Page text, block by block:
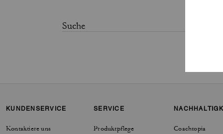
KUNDENSERVICE
Kontaktiere uns
SERVICE
Produktpflege Coachtopia